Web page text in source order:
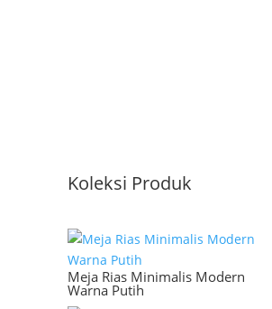
Koleksi Produk
Meja Rias Minimalis Modern
Warna Putih